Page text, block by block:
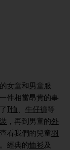
女童 和 男童 服
件相當昂貴的事
T恤 、 牛仔褲 等
，再到男童的外
看我們的兒童 羽
經典的恤衫及